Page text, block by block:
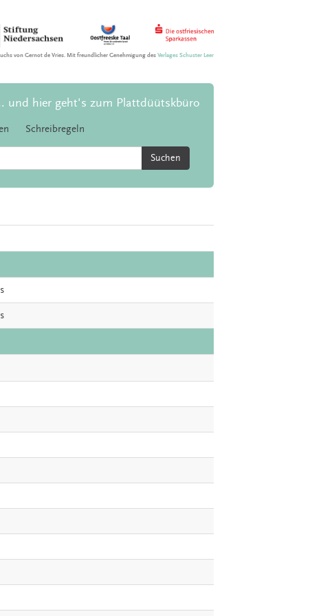
von Gernot de Vries. Mit freundlicher Genehmigung desVerlages Schuster Leer
und hier geht's zum Plattdüütskbüro
Schreibregeln
Suchen
s
s